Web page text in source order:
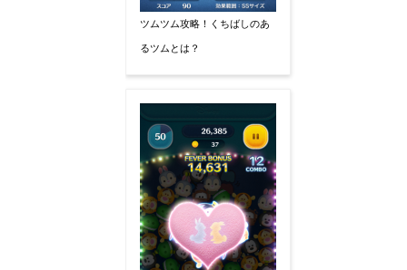
ツムツム攻略！くちばしのあ
るツムとは？